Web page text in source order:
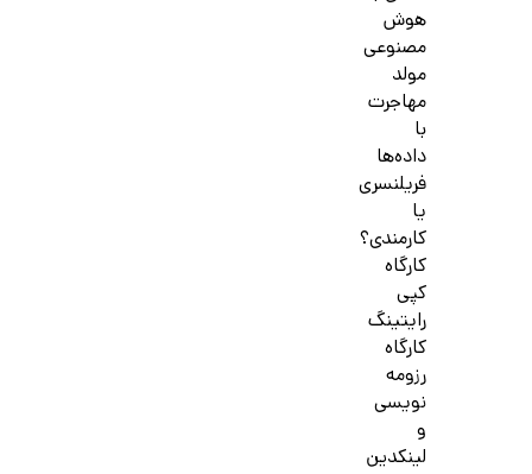
هوش
مصنوعی
مولد
مهاجرت
با
داده‌ها
فریلنسری
یا
کارمندی؟
کارگاه
کپی
رایتینگ
کارگاه
رزومه
نویسی
و
لینکدین